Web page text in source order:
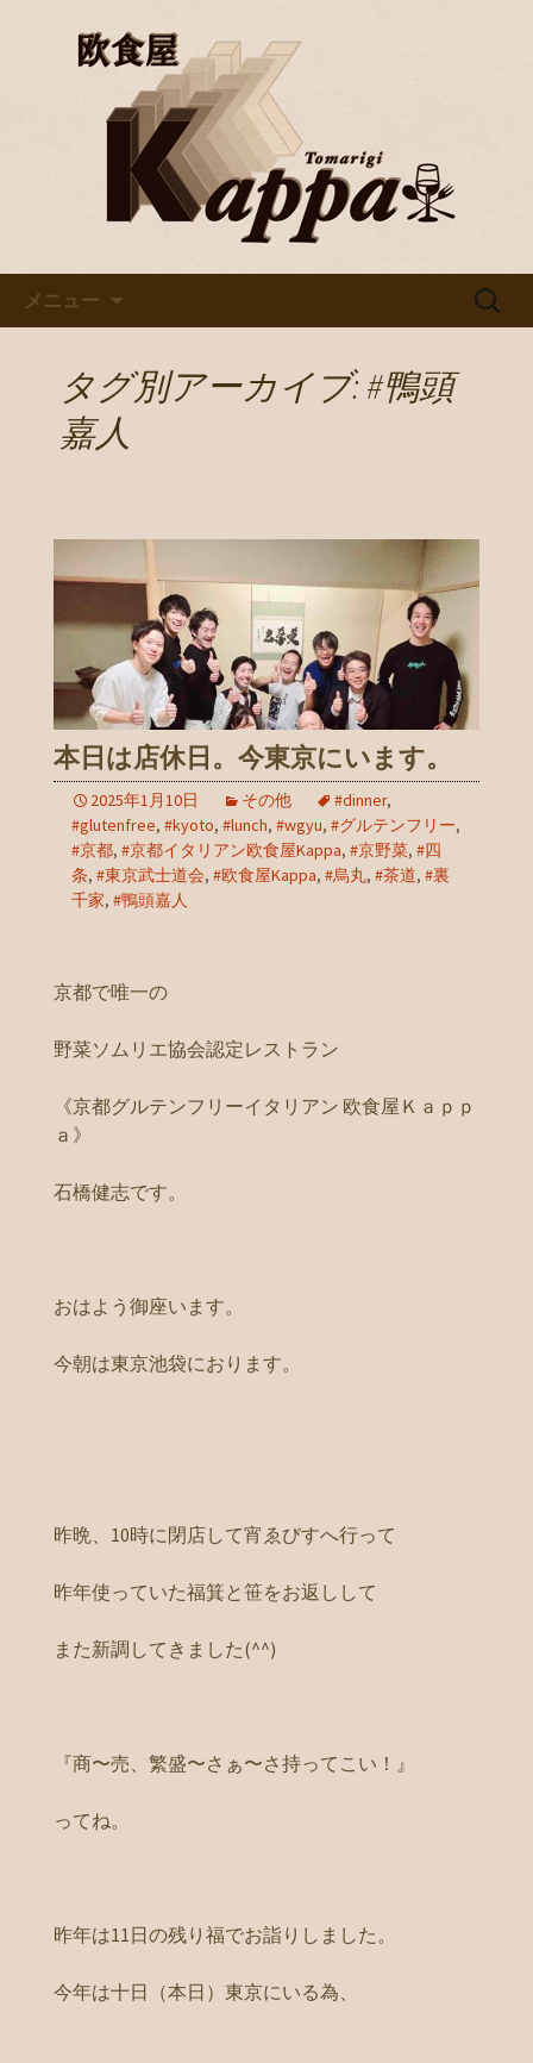
京都・烏丸のイタリアンバル
「欧食屋Kappa」
楽しむならバル「欧食屋Kappa」。野
菜ソムリエの資格を持つオーナーの作
るイタリアンは絶品。ワインブッフェ
などもありカウンターで１人飲みもグ
ループでのご利用も歓迎です。
メニュー
検
タグ別アーカイブ: #鴨頭
嘉人
本日は店休日。今東京にいます。
2025年1月10日 その他 #dinner,
#glutenfree, #kyoto, #lunch, #wgyu, #グルテンフリー,
#京都, #京都イタリアン欧食屋Kappa, #京野菜, #四
条, #東京武士道会, #欧食屋Kappa, #烏丸, #茶道, #裏
千家, #鴨頭嘉人
京都で唯一の
野菜ソムリエ協会認定レストラン
《京都グルテンフリーイタリアン 欧食屋Ｋａｐｐ
ａ》
石橋健志です。
おはよう御座います。
今朝は東京池袋におります。
昨晩、10時に閉店して宵ゑびすへ行って
昨年使っていた福箕と笹をお返しして
また新調してきました(^^)
『商〜売、繁盛〜さぁ〜さ持ってこい！』
ってね。
昨年は11日の残り福でお詣りしました。
今年は十日（本日）東京にいる為、